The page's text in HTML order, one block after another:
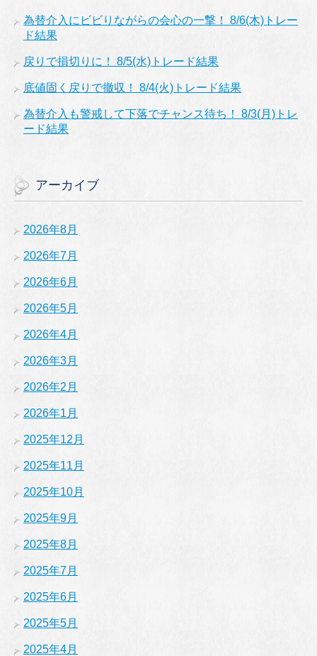
為替介入にビビりながらの会心の一撃！ 8/6(木)トレー
ド結果
戻りで損切りに！ 8/5(水)トレード結果
底値固く戻りで撤収！ 8/4(火)トレード結果
為替介入も警戒して下落でチャンス待ち！ 8/3(月)トレ
ード結果
アーカイブ
2026年8月
2026年7月
2026年6月
2026年5月
2026年4月
2026年3月
2026年2月
2026年1月
2025年12月
2025年11月
2025年10月
2025年9月
2025年8月
2025年7月
2025年6月
2025年5月
2025年4月